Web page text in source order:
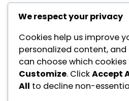
We respect your privacy
Cookies help us improve
personalized content, and
can choose which
Customize. ClickAccept
All to decline non-